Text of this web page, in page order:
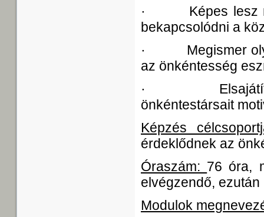
· Képes lesz
bekapcsolódni a
· Megismer
az önkéntesség
· Elsajátít
önkéntestársait
Képzés
érdeklődnek az
Óraszám: 76 óra,
elvégzendő,
Modulok